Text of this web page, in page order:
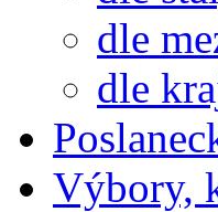
dle
dle
Výbory,